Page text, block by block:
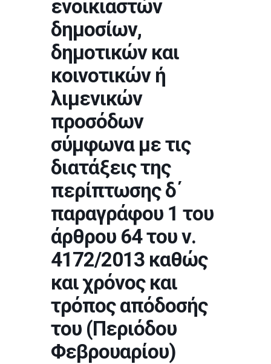
ενοικιαστών
δημοσίων,
δημοτικών και
κοινοτικών ή
λιμενικών
προσόδων
σύμφωνα με τις
διατάξεις της
περίπτωσης δ΄
παραγράφου 1 του
άρθρου 64 του ν.
4172/2013 καθώς
και χρόνος και
τρόπος απόδοσής
του (Περιόδου
Φεβρουαρίου)